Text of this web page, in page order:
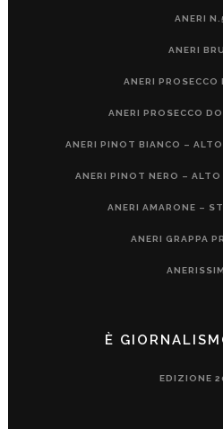
ANERI
ANERI
ANERI PROSECCO
ANERI PROSECCO
ANERI PINOT BIANCO –
ANERI PINOT NERO –
ANERI AMARONE –
ANERI GRAPPA
È
EDIZIONE